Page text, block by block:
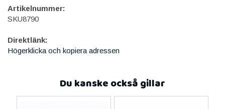
Artikelnummer:
SKU8790
Direktlänk:
Högerklicka och kopiera adressen
Du kanske också gillar